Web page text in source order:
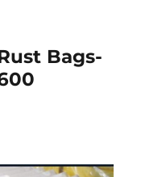
Bags-